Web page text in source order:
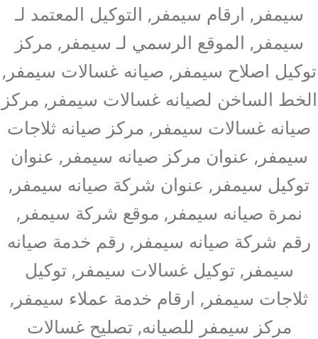
سيمفر, ارقام سيمفر, التوكيل المعتمد لـ
سيمفر, الموقع الرسمي لـ سيمفر, مركز
توكيل اصلاح سيمفر, صيانه غسالات سيمفر,
الخط الساخن لصيانه غسالات سيمفر, مركز
صيانه غسالات سيمفر, مركز صيانه ثلاجات
سيمفر, عنوان مركز صيانه سيمفر, عنوان
توكيل سيمفر, عنوان شركة صيانه سيمفر,
نمرة صيانه سيمفر, موقع شركة سيمفر,
رقم شركة صيانه سيمفر, رقم خدمة صيانه
سيمفر, توكيل غسالات سيمفر, توكيل
ثلاجات سيمفر, ارقام خدمة عملاء سيمفر,
مركز سيمفر للصيانه, تصليح غسالات